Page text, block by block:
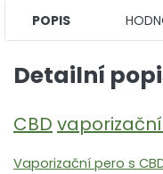
POPIS
Detailní
CBD
Vaporizační pero s